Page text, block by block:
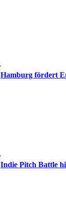
Hamburg fördert
Indie Pitch Battle